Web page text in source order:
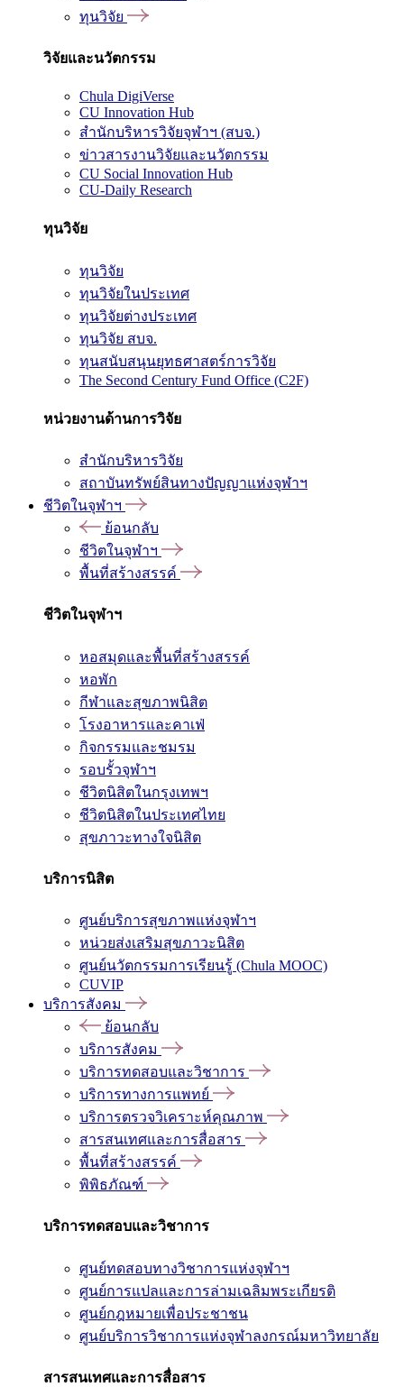
ทุนวิจัย
วิจัยและนวัตกรรม
Chula DigiVerse
CU Innovation Hub
สำนักบริหารวิจัยจุฬาฯ (สบจ.)
ข่าวสารงานวิจัยและนวัตกรรม
CU Social Innovation Hub
CU-Daily Research
ทุนวิจัย
ทุนวิจัย
ทุนวิจัยในประเทศ
ทุนวิจัยต่างประเทศ
ทุนวิจัย สบจ.
ทุนสนับสนุนยุทธศาสตร์การวิจัย
The Second Century Fund Office (C2F)
หน่วยงานด้านการวิจัย
สำนักบริหารวิจัย
สถาบันทรัพย์สินทางปัญญาแห่งจุฬาฯ
ชีวิตในจุฬาฯ
ย้อนกลับ
ชีวิตในจุฬาฯ
พื้นที่สร้างสรรค์
ชีวิตในจุฬาฯ
หอสมุดและพื้นที่สร้างสรรค์
หอพัก
กีฬาและสุขภาพนิสิต
โรงอาหารและคาเฟ่
กิจกรรมและชมรม
รอบรั้วจุฬาฯ
ชีวิตนิสิตในกรุงเทพฯ
ชีวิตนิสิตในประเทศไทย
สุขภาวะทางใจนิสิต
บริการนิสิต
ศูนย์บริการสุขภาพแห่งจุฬาฯ
หน่วยส่งเสริมสุขภาวะนิสิต
ศูนย์นวัตกรรมการเรียนรู้ (Chula MOOC)
CUVIP
บริการสังคม
ย้อนกลับ
บริการสังคม
บริการทดสอบและวิชาการ
บริการทางการแพทย์
บริการตรวจวิเคราะห์คุณภาพ
สารสนเทศและการสื่อสาร
พื้นที่สร้างสรรค์
พิพิธภัณฑ์
บริการทดสอบและวิชาการ
ศูนย์ทดสอบทางวิชาการแห่งจุฬาฯ
ศูนย์การแปลและการล่ามเฉลิมพระเกียรติ
ศูนย์กฎหมายเพื่อประชาชน
ศูนย์บริการวิชาการแห่งจุฬาลงกรณ์มหาวิทยาลัย
สารสนเทศและการสื่อสาร